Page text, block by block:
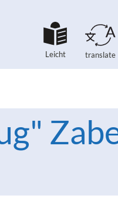
Leicht translate